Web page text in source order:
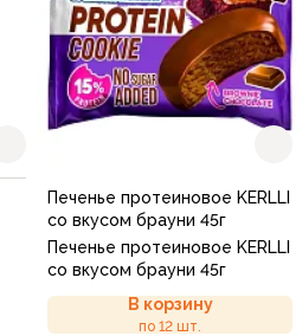
Печенье протеиновое KERLLI
со вкусом брауни 45г
Печенье протеиновое KERLLI
со вкусом брауни 45г
В корзину
по 12 шт.